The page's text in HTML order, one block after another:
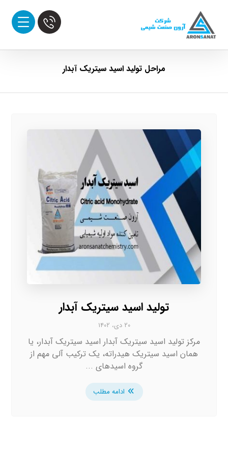
مراحل تولید اسید سیتریک آبدار
تولید اسید سیتریک آبدار
۲۰ دی، ۱۴۰۲
مرکز تولید اسید سیتریک آبدار اسید سیتریک آبدار، یا
همان اسید سیتریک هیدراته، یک ترکیب آلی مهم از
گروه اسیدهای ...
ادامه مطلب